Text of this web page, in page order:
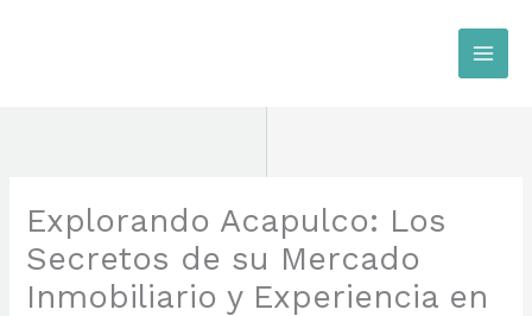
Explorando Acapulco: Los
Secretos de su Mercado
Inmobiliario y Experiencia en